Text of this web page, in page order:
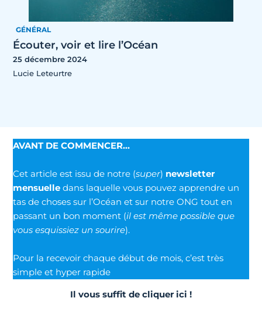
GÉNÉRAL
Écouter, voir et lire l’Océan
25 décembre 2024
Lucie Leteurtre
AVANT DE COMMENCER…
Cet article est issu de notre (super) newsletter
mensuelle dans laquelle vous pouvez apprendre un
tas de choses sur l’Océan et sur notre ONG tout en
passant un bon moment (il est même possible que
vous esquissiez un sourire).
Pour la recevoir chaque début de mois, c’est très
simple et hyper rapide
Il vous suffit de cliquer ici !